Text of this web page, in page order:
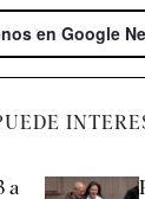
en Google
a